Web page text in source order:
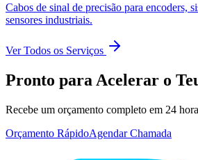
Cabos de sinal de precisão para encoders,
sensores industriais.
Ver Todos os Serviços
Pronto para Acelerar o
Recebe um orçamento completo em 24
Orçamento RápidoAgendar Chamada